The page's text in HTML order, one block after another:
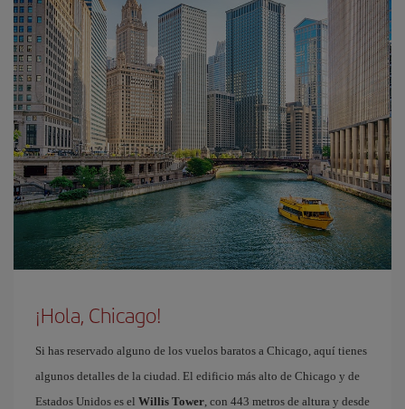
¡Hola, Chicago!
Si has reservado alguno de los vuelos baratos a Chicago, aquí tienes
algunos detalles de la ciudad. El edificio más alto de Chicago y de
Estados Unidos es el Willis Tower, con 443 metros de altura y desde